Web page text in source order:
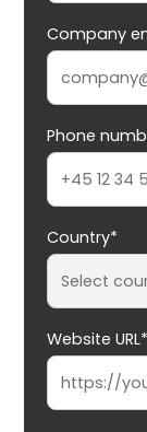
Company
Phone
Country*
Website URL*